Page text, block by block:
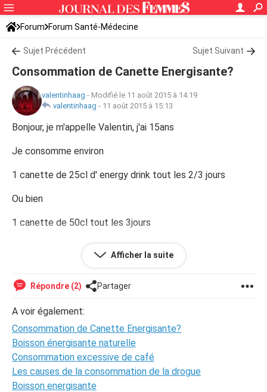
Forum Forum Santé-Médecine
Symptômes et maladies courantes
Sujet Précédent Sujet Suivant
Consommation de Canette Energisante?
valentinhaag - Modifié le 11 août 2015 à 14:19
valentinhaag - 11 août 2015 à 15:13
Bonjour, je m'appelle Valentin, j'ai 15ans
Je consomme environ
1 canette de 25cl d' energy drink tout les 2/3 jours
Ou bien
1 canette de 50cl tout les 3jours
Je voulais savoir si cela était dangereux pour ma santé :/
Afficher la suite
Répondre (2) Partager
A voir également:
Consommation de Canette Energisante?
Boisson énergisante naturelle
Consommation excessive de café
Les causes de la consommation de la drogue
Boisson energisante